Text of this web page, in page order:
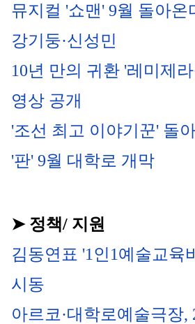
뮤지컬 '쇼맨' 9월 돌아
강기둥·신성민
10년 만의 귀환 '레미제
영상 공개
'조선 최고 이야기꾼' 돌
'판' 9월 대학로 개막
➤ 정책/ 지원
김동연표 '1인1예술교육
시동
아르코·대학로예술극장,